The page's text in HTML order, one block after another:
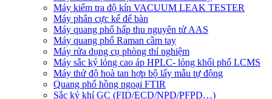
Máy kiểm tra độ kín VACUUM LEAK TESTER
Máy phân cực kế để bàn
Máy quang phổ hấp thu nguyên tử AAS
Máy quang phổ Raman cầm tay
Máy rửa dụng cụ phòng thí nghiệm
Máy sắc ký lỏng cao áp HPLC- lỏng khối phổ LCMS
Máy thử độ hoà tan hợp bộ lấy mẫu tự động
Quang phổ hồng ngoại FTIR
Sắc ký khí GC (FID/ECD/NPD/PFPD…)